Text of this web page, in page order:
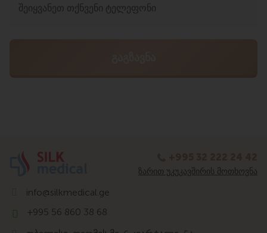
ᲖᲐᲠᲘᲗ ᲣᲙᲣᲙᲐᲕᲨᲘᲠᲘᲡ ᲛᲝᲗᲮᲝᲕᲜᲐ
info@silkmedical.ge
+995 56 860 38 68